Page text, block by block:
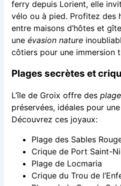
ferry depuis Lorient, elle
vélo ou à pied. Profitez des
entre maisons d’hôtes et
une évasion nature
côtiers pour une immersion
Plages secrètes et
L’île de Groix offre des
préservées, idéales pour
Découvrez ces joyaux:
Plage des Sables
Crique de Port Saint-
Plage de Locmaria
Crique du Trou de